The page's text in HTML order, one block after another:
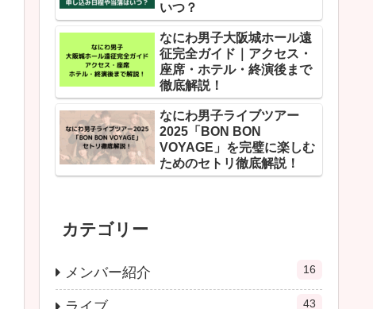
いつ？
なにわ男子大阪城ホール遠
征完全ガイド｜アクセス・
座席・ホテル・終演後まで
徹底解説！
なにわ男子ライブツアー
2025「BON BON
VOYAGE」を完璧に楽しむ
ためのセトリ徹底解説！
カテゴリー
メンバー紹介 16
43